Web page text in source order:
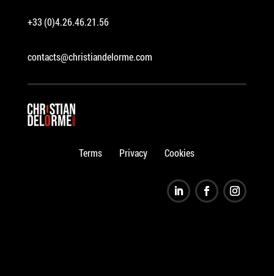
+33 (0)4.26.46.21.56
contacts@christiandelorme.com
Terms Privacy Cookies